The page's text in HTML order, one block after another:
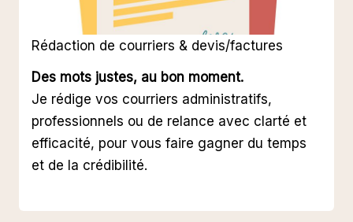
Rédaction de courriers & devis/factures
Des mots justes, au bon moment.
Je rédige vos courriers administratifs,
professionnels ou de relance avec clarté et
efficacité, pour vous faire gagner du temps
et de la crédibilité.